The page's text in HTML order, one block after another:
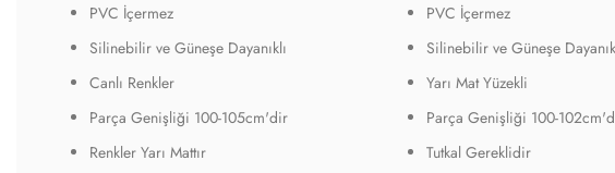
PVC İçermez
Silinebilir ve Güneşe Dayanıklı
Canlı Renkler
Parça Genişliği 100-105cm'dir
Renkler Yarı Mattır
PVC İçermez
Silinebilir ve Güneşe
Yarı Mat Yüzekli
Parça Genişliği 100-
Tutkal Gereklidir